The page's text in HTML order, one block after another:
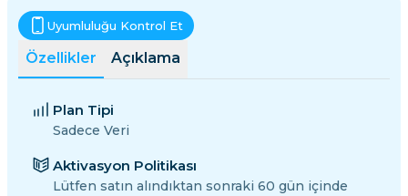
Özellikler Açıklama
Uyumluluğu Kontrol Et
Plan Tipi
Sadece Veri
Aktivasyon Politikası
Lütfen satın alındıktan sonraki 60 gün içinde